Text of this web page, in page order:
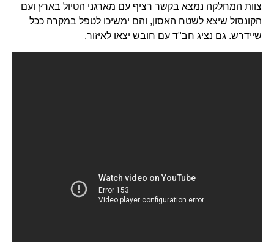
צוות המחלקה נמצא בקשר רציף עם מארגני הטיול בארץ ועם
הקונסול שיצא לשטח האסון, והם ימשיכו לטפל במקרה ככל
שיידרש. גם נציג חב"ד עם חובש יצאו לאיזור.